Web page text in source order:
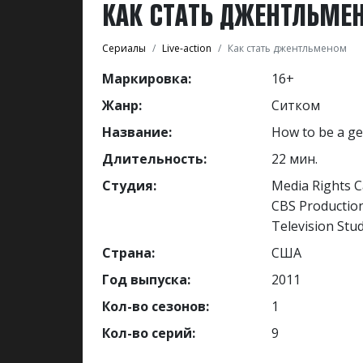
КАК СТАТЬ
Сериалы Live-action Как стать джентльменом
Маркировка:
16+
Жанр:
Ситком
Название:
How to be a
Длительность:
22 мин.
Студия:
Media Rights
CBS
Television
Страна:
США
Год выпуска:
2011
Кол-во сезонов:
1
Кол-во серий:
9